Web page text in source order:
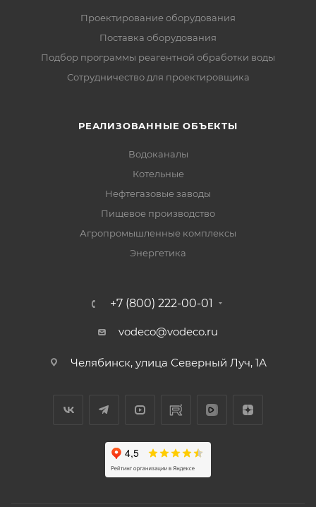
Проектирование оборудования
Поставка оборудования
Подбор программы реагентной обработки воды
Сотрудничество для проектировщика
РЕАЛИЗОВАННЫЕ ОБЪЕКТЫ
Водоканалы
Котельные
Нефтегазовые заводы
Пищевое производство
Агропромышленные комплексы
Энергетика
+7 (800) 222-00-01
vodeco@vodeco.ru
Челябинск, улица Северный Луч, 1А